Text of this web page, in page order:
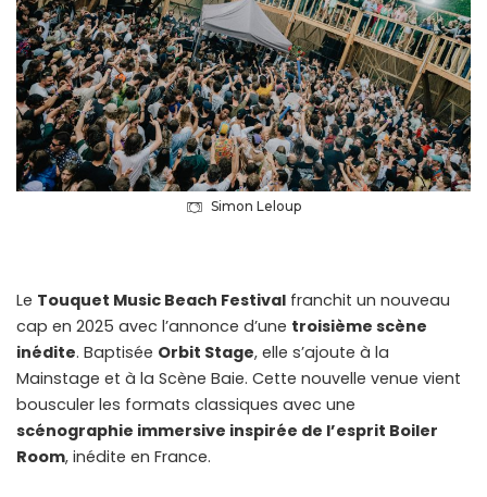
Simon Leloup
Le Touquet Music Beach Festival franchit un nouveau
cap en 2025 avec l’annonce d’une troisième scène
inédite. Baptisée Orbit Stage, elle s’ajoute à la
Mainstage et à la Scène Baie. Cette nouvelle venue vient
bousculer les formats classiques avec une
scénographie immersive inspirée de l’esprit Boiler
Room, inédite en France.